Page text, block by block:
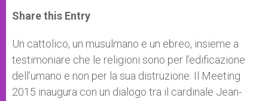
t
s
p
p
s
e
g
e
r
e
b
o
k
r
Share this Entry
Un cattolico, un musulmano e un ebreo, insieme a
testimoniare che le religioni sono per l’edificazione
dell’umano e non per la sua distruzione. Il Meeting
2015 inaugura con un dialogo tra il cardinale Jean-